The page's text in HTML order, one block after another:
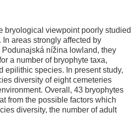
bryological viewpoint poorly studied
areas strongly affected by
nížina lowland, they
a number of bryophyte taxa,
epilithic species. In present study,
diversity of eight cemeteries
Overall, 43 bryophytes
from the possible factors which
diversity, the number of adult